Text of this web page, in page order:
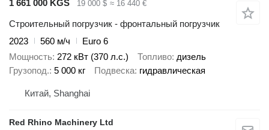
1 661 000 KGS
19 000 $ ≈ 16 440 €
Строительный погрузчик - фронтальный погрузчик
2023
560 м/ч
Euro 6
Мощность 272 кВт (370 л.с.) Топливо дизель
Грузопод. 5 000 кг Подвеска гидравлическая
Китай, Shanghai
Red Rhino Machinery Ltd